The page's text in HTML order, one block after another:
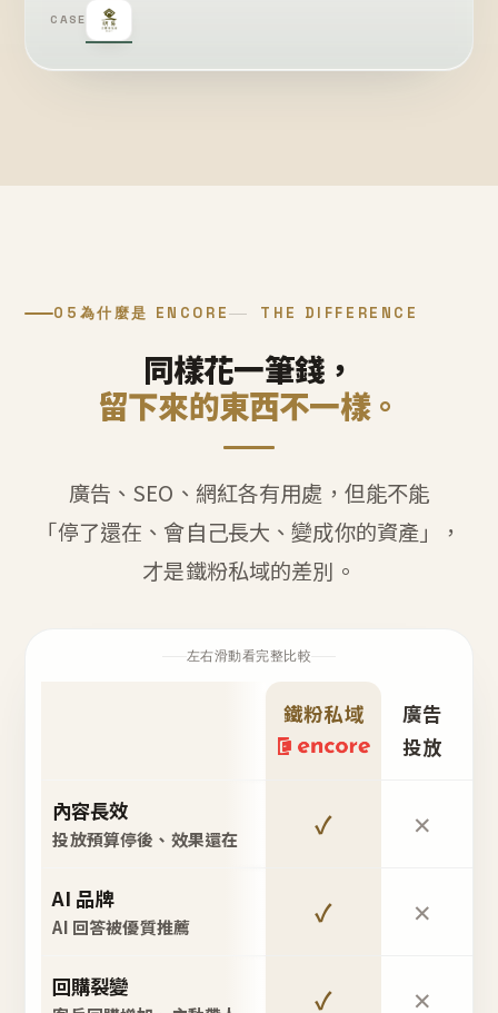
CASE
05 為什麼是 ENCORE THE DIFFERENCE
同樣花一筆錢，
留下來的東西不一樣。
廣告、SEO、網紅各有用處，但能不能
「停了還在、會自己長大、變成你的資產」，
才是鐵粉私域的差別。
左右滑動看完整比較
鐵粉私域
廣告
投放
內容長效
投放預算停後、效果還在 ✓ ✕
AI 品牌
AI 回答被優質推薦 ✓ ✕
回購裂變 ✓ ✕